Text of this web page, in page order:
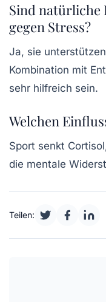
Sind natürliche
gegen Stress?
Ja, sie
Kombination mit
sehr hilfreich sein.
Welchen
Sport senkt
die mentale
Teilen: